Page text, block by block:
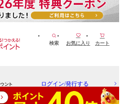
検索 お気に入り カート
ログイン/発行する